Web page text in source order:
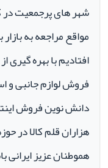
شهر های پرجمعیت در
مواقع مراجعه به
افتادیم با بهره گیری
دانش نوین فروش
هزاران قلم کالا در
هموطنان عزیز ایرانی